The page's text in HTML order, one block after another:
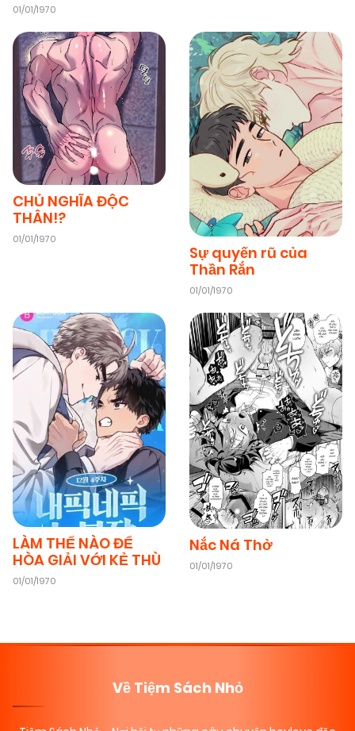
01/01/1970
CHỦ NGHĨA ĐỘC
THÂN!?
01/01/1970
Sự quyến rũ của
Thần Rắn
01/01/1970
LÀM THẾ NÀO ĐỂ
HÒA GIẢI VỚI KẺ THÙ
01/01/1970
Nắc Ná Thở
01/01/1970
Về Tiệm Sách Nhỏ